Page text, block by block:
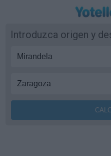
Introduzca origen y